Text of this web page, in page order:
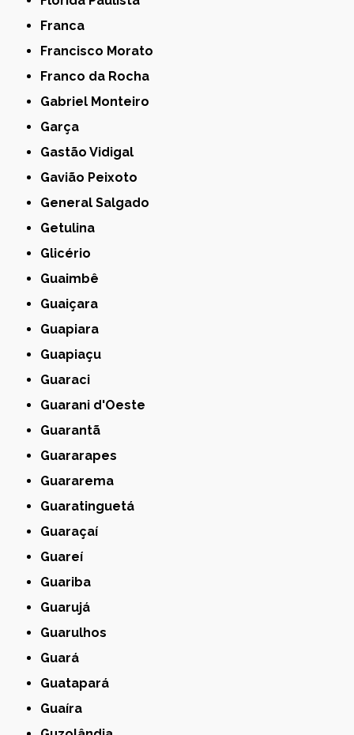
Franca
Francisco Morato
Franco da Rocha
Gabriel Monteiro
Garça
Gastão Vidigal
Gavião Peixoto
General Salgado
Getulina
Glicério
Guaimbê
Guaiçara
Guapiara
Guapiaçu
Guaraci
Guarani d'Oeste
Guarantã
Guararapes
Guararema
Guaratinguetá
Guaraçaí
Guareí
Guariba
Guarujá
Guarulhos
Guará
Guatapará
Guaíra